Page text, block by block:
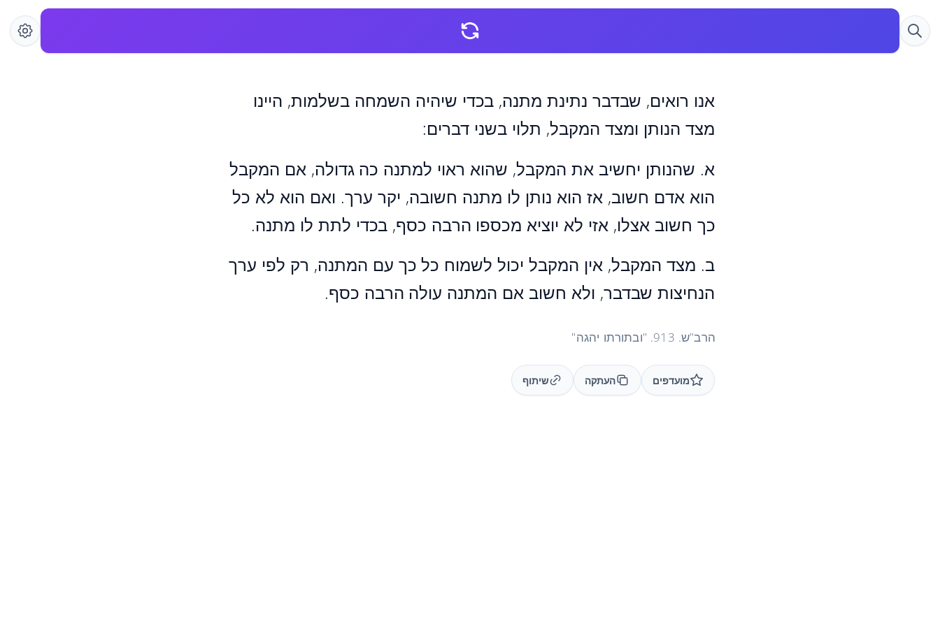
אנו רואים, שבדבר נתינת מתנה, בכדי שיהיה השמחה בשלמות, היינו
מצד הנותן ומצד המקבל, תלוי בשני דברים:
א. שהנותן יחשיב את המקבל, שהוא ראוי למתנה כה גדולה, אם המקבל
הוא אדם חשוב, אז הוא נותן לו מתנה חשובה, יקר ערך. ואם הוא לא כל
כך חשוב אצלו, אזי לא יוציא מכספו הרבה כסף, בכדי לתת לו מתנה.
ב. מצד המקבל, אין המקבל יכול לשמוח כל כך עם המתנה, רק לפי ערך
הנחיצות שבדבר, ולא חשוב אם המתנה עולה הרבה כסף.
הרב"ש. 913. "ובתורתו יהגה"
מועדפים העתקה שיתוף